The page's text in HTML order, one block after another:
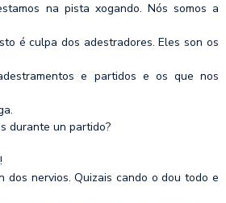
na pista xogando. Nós somos a
é culpa dos adestradores. Eles son os
e partidos e os que nos
durante un partido?
dos nervios. Quizais cando o dou todo e